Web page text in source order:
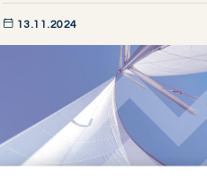
13.11.2024
DÉCOUVRIR MAINTENANT